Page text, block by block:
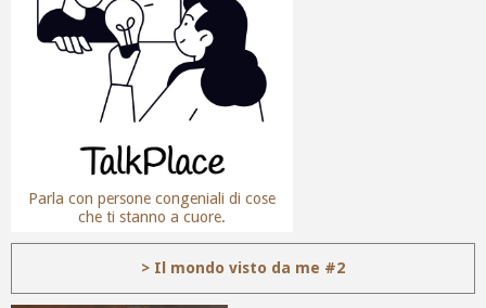
Parla con persone congeniali di cose
che ti stanno a cuore.
> Il mondo visto da me #2